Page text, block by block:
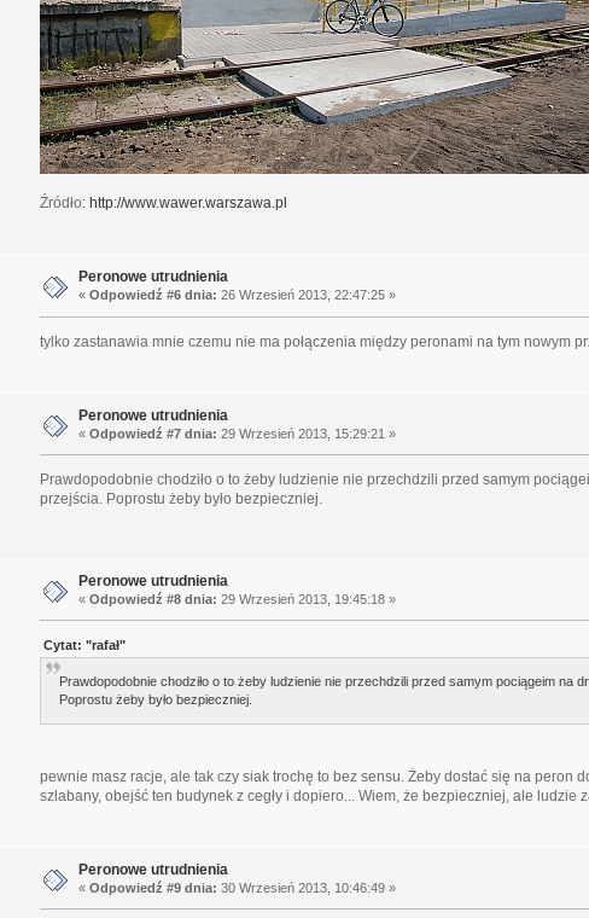
Źródło: http://www.wawer.warszawa.pl
Peronowe utrudnienia
« Odpowiedź #6 dnia: 26 Wrzesień 2013, 22:47:25 »
tylko zastanawia mnie czemu nie ma połączenia między peronami na tym nowym
Peronowe utrudnienia
« Odpowiedź #7 dnia: 29 Wrzesień 2013, 15:29:21 »
Prawdopodobnie chodziło o to żeby ludzienie nie przechdzili przed samym
przejścia. Poprostu żeby było bezpieczniej.
Peronowe utrudnienia
« Odpowiedź #8 dnia: 29 Wrzesień 2013, 19:45:18 »
Cytat: "rafał"
Prawdopodobnie chodziło o to żeby ludzienie nie przechdzili przed samym pociągeim na
Poprostu żeby było bezpieczniej.
pewnie masz racje, ale tak czy siak trochę to bez sensu. Żeby dostać się na peron
szlabany, obejść ten budynek z cegły i dopiero... Wiem, że bezpieczniej, ale ludzie
Peronowe utrudnienia
« Odpowiedź #9 dnia: 30 Wrzesień 2013, 10:46:49 »